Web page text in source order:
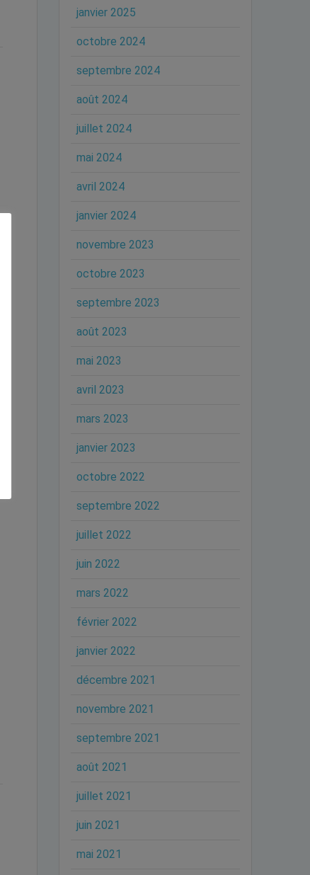
janvier 2025
octobre 2024
septembre 2024
août 2024
juillet 2024
mai 2024
avril 2024
janvier 2024
novembre 2023
octobre 2023
septembre 2023
août 2023
mai 2023
avril 2023
mars 2023
janvier 2023
octobre 2022
septembre 2022
juillet 2022
juin 2022
mars 2022
février 2022
janvier 2022
décembre 2021
novembre 2021
septembre 2021
août 2021
juillet 2021
juin 2021
mai 2021